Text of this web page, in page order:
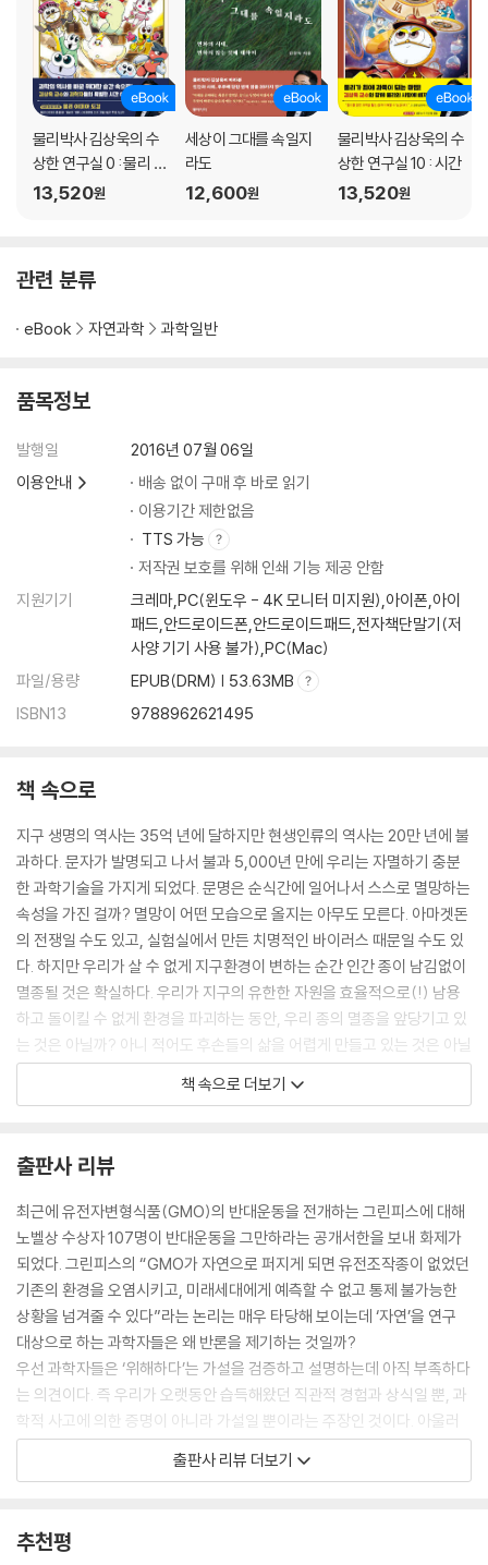
아주 작은 자
시간의 본질
『쿼런틴』은 어디까지 구라인가
신은 주사위를 던진다
양자역학의 양자택일
제4장. 물리의 인문학
카오스의 아름다움
춤, 운동, 상대론, 양자역학
기계가 거부하는 날
상상력을 상상하며
물리박사 김상욱의 수
상한 연구실 0 : 물리 이
데아의 탄생
13,520원
세상이 그대를 속일지
라도
12,600원
물리박사 김상욱의 수
상한 연구실 10 : 시간
13,520원
관련 분류
eBook 자연과학 과학일반
품목정보
발행일
2016년 07월 06일
이용안내
배송 없이 구매 후 바로 읽기
이용기간 제한없음
TTS 가능
저작권 보호를 위해 인쇄 기능 제공 안함
지원기기
크레마,PC(윈도우 - 4K 모니터 미지원),아이폰,아이
패드,안드로이드폰,안드로이드패드,전자책단말기(저
사양 기기 사용 불가),PC(Mac)
파일/용량
EPUB(DRM) | 53.63MB
ISBN13
9788962621495
책 속으로
지구 생명의 역사는 35억 년에 달하지만 현생인류의 역사는 20만 년에 불
과하다. 문자가 발명되고 나서 불과 5,000년 만에 우리는 자멸하기 충분
한 과학기술을 가지게 되었다. 문명은 순식간에 일어나서 스스로 멸망하는
속성을 가진 걸까? 멸망이 어떤 모습으로 올지는 아무도 모른다. 아마겟돈
의 전쟁일 수도 있고, 실험실에서 만든 치명적인 바이러스 때문일 수도 있
다. 하지만 우리가 살 수 없게 지구환경이 변하는 순간 인간 종이 남김없이
멸종될 것은 확실하다. 우리가 지구의 유한한 자원을 효율적으로(!) 남용
하고 돌이킬 수 없게 환경을 파괴하는 동안, 우리 종의 멸종을 앞당기고 있
는 것은 아닐까? 아니 적어도 후손들의 삶을 어렵게 만들고 있는 것은 아닐
까?
우리가 아는 한 이 광활한 우주에 우리밖에 없다. 우리가 서로 사랑하고 지
과학의 재현가능성에 대한 요구는 예측가능성과도 일맥상통한다. 따라서
아무리 유명한 과학자의 이론이라도, 실험결과가 예측한 것과 다르면 그의
이론은 폐기된다. 물리학의 아버지라 불리는 뉴턴이지만, 빠른 속도로 움
직이는 물체에서 그의 이론은 잘못된 예측을 내놓는다. 특허청에서 일하는
말단 직원이라도, 그의 이론이 재현가능한 예측을 내놓는다면 그가 맞는
거다. 바로 아인슈타인이다. 그래서인지 물리학자들은 권위주의에 알레르
기 반응을 보인다. 이론이 옳다면 재현가능한 증거를 보이면 그만인 것이
다. 증거가 불충분할 때는 모른다고 말하며 판단을 유보하는 것이 과학적
인 자세이다. --- pp.126-127
인간은 완벽하게 합리적이지 않다. 더구나 인간은 존재하지도 않는 상상을
믿는다. 우리가 가치 있다고 생각하는 대부분의 것들은 실제로 존재하지
않는 상상이다. 인공지능이 존재하는 세상의 모습을 바꿀 수 있을지라도
인간이 생각하는 중요한 가치는 그 자체로 상상이기에 우리의 상상으로 지
책 속으로 더보기
출판사 리뷰
최근에 유전자변형식품(GMO)의 반대운동을 전개하는 그린피스에 대해
노벨상 수상자 107명이 반대운동을 그만하라는 공개서한을 보내 화제가
되었다. 그린피스의 “GMO가 자연으로 퍼지게 되면 유전조작종이 없었던
기존의 환경을 오염시키고, 미래세대에게 예측할 수 없고 통제 불가능한
상황을 넘겨줄 수 있다”라는 논리는 매우 타당해 보이는데 ‘자연’을 연구
대상으로 하는 과학자들은 왜 반론을 제기하는 것일까?
우선 과학자들은 ‘위해하다’는 가설을 검증하고 설명하는데 아직 부족하다
는 의견이다. 즉 우리가 오랫동안 습득해왔던 직관적 경험과 상식일 뿐, 과
학적 사고에 의한 증명이 아니라 가설일 뿐이라는 주장인 것이다. 아울러
과학의 역사, 즉 생명의 진화는 끊임없이 유전자를 변형해 온 역사이며 그
것이 ‘비자연적’ 일이라 단정지울 수 없다는 것이다.
대한 인식은 오랫동안 인문학 중심의 태도를 가졌던 우리에게 너무나 생소
출판사 리뷰 더보기
추천평